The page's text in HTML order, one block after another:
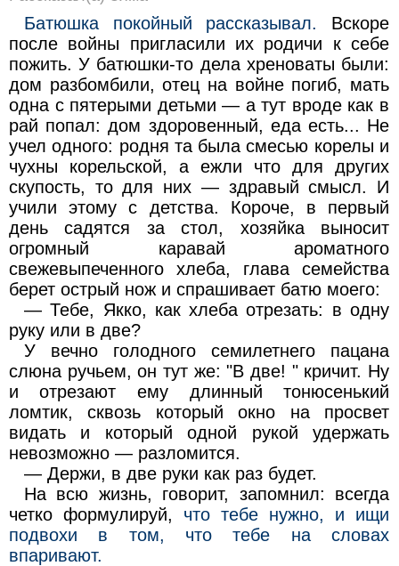
Батюшка покойный рассказывал.
Вскоре
после войны пригласили их родичи к себе
пожить. У батюшки-то дела хреноваты были:
дом разбомбили, отец на войне погиб, мать
одна с пятерыми детьми — а тут вроде как в
рай попал: дом здоровенный, еда есть... Не
учел одного: родня та была смесью корелы и
чухны корельской, а ежли что для других
скупость, то для них — здравый смысл. И
учили этому с детства. Короче, в первый
день садятся за стол, хозяйка выносит
огромный каравай ароматного
свежевыпеченного хлеба, глава семейства
берет острый нож и спрашивает батю моего:
— Тебе, Якко, как хлеба отрезать: в одну
руку или в две?
У вечно голодного семилетнего пацана
слюна ручьем, он тут же: "В две! " кричит. Ну
и отрезают ему длинный тонюсенький
ломтик, сквозь который окно на просвет
видать и который одной рукой удержать
невозможно — разломится.
— Держи, в две руки как раз будет.
На всю жизнь, говорит, запомнил: всегда
четко формулируй, что тебе нужно, и ищи
подвохи в том, что тебе на словах
впаривают.